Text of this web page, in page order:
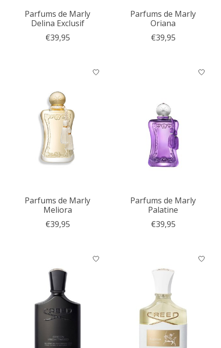
Parfums de Marly
Delina Exclusif
€39,95
Parfums de Marly
Oriana
€39,95
Parfums de Marly
Meliora
€39,95
Parfums de Marly
Palatine
€39,95